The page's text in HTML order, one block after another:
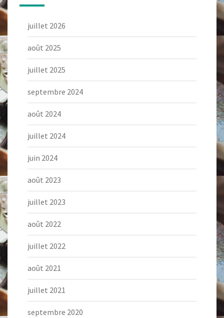
juillet 2026
août 2025
juillet 2025
septembre 2024
août 2024
juillet 2024
juin 2024
août 2023
juillet 2023
août 2022
juillet 2022
août 2021
juillet 2021
septembre 2020